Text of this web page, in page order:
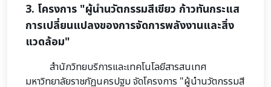
3. โครงการ "ผู้นำนวัตกรรมสีเขียว ก้าวทันกระแส
การเปลี่ยนแปลงของการจัดการพลังงานและสิ่ง
แวดล้อม"
สำนักวิทยบริการและเทคโนโลยีสารสนเทศ
มหาวิทยาลัยราชภัฏนครปฐม จัดโครงการ "ผู้นำนวัตกรรมสี